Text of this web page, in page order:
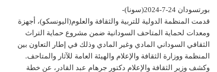
بورتسودان 24-7-2024(سونا)-
قدمت المنظمة الدولية للتربية والثقافة والعلوم(اليونسكو)، أجهزة
ومعدات لحماية المتاحف السودانية ضمن مشروع حماية التراث
الثقافي السوداني المادي وغير المادي وذلك في إطار التعاون بين
المنظمة ووزارة الثقافة والإعلام والهيئة العامة للآثار والمتاحف.
وكشف وزير الثقافة والإعلام دكتور جرهام عبد القادر، عن خطة